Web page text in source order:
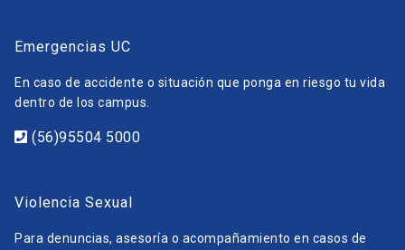
Emergencias UC
En caso de accidente o situación que ponga en riesgo tu vida
dentro de los campus.
(56)95504 5000
Violencia Sexual
Para denuncias, asesoría o acompañamiento en casos de